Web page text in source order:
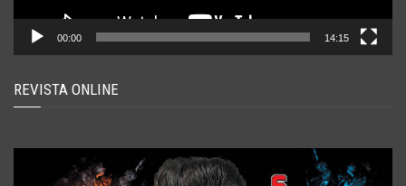
00:00 14:15
REVISTA ONLINE